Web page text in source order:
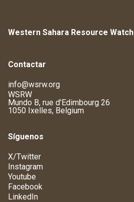
Western Sahara Resource Watch
Contactar
info@wsrw.org
WSRW
Mundo B, rue d'Edimbourg 26
1050 Ixelles, Belgium
Síguenos
X/Twitter
Instagram
Youtube
Facebook
LinkedIn